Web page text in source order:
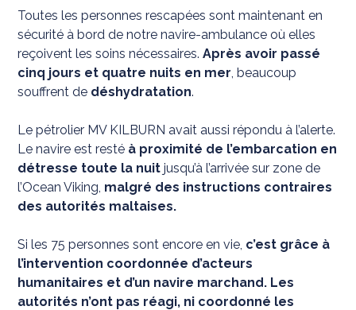
Toutes les personnes rescapées sont maintenant en
sécurité à bord de notre navire-ambulance où elles
reçoivent les soins nécessaires.Après avoir passé
cinq jours et quatre nuits en mer, beaucoup
souffrent de déshydratation.
Le pétrolier MV KILBURN avait aussi répondu à l’alerte.
Le navire est resté à proximité de l’embarcation en
détresse toute la nuit jusqu’à l’arrivée sur zone de
l’Ocean Viking, malgré des instructions contraires
des autorités maltaises.
Si les 75 personnes sont encore en vie, c’est grâce à
l’intervention coordonnée d’acteurs
humanitaires et d’un navire marchand. Les
autorités n’ont pas réagi, ni coordonné les